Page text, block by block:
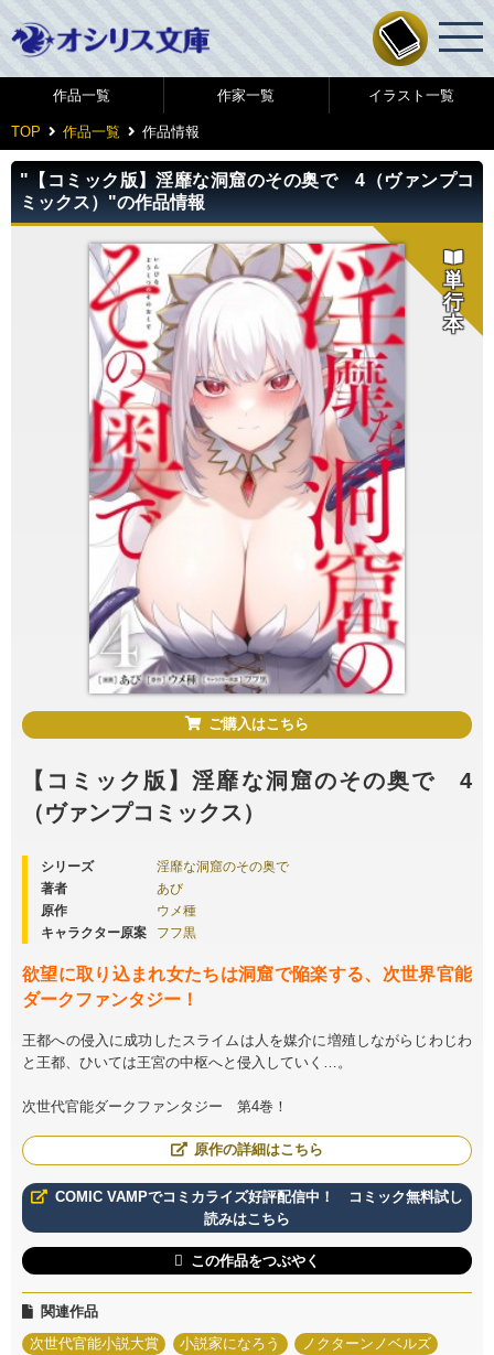
作品一覧 作家一覧 イラスト一覧
TOP 作品一覧 作品情報
"【コミック版】淫靡な洞窟のその奥で 4（ヴァンプコ
ミックス）"の作品情報
単
行
本
ご購入はこちら
【コミック版】淫靡な洞窟のその奥で 4
（ヴァンプコミックス）
シリーズ
淫靡な洞窟のその奥で
著者
あび
原作
ウメ種
キャラクター原案
フフ黒
欲望に取り込まれ女たちは洞窟で陥楽する、次世界官能
ダークファンタジー！
王都への侵入に成功したスライムは人を媒介に増殖しながらじわじわ
と王都、ひいては王宮の中枢へと侵入していく…。
次世代官能ダークファンタジー 第4巻！
原作の詳細はこちら
COMIC VAMPでコミカライズ好評配信中！ コミック無料試し
読みはこちら
この作品をつぶやく
関連作品
次世代官能小説大賞
小説家になろう
ノクターンノベルズ